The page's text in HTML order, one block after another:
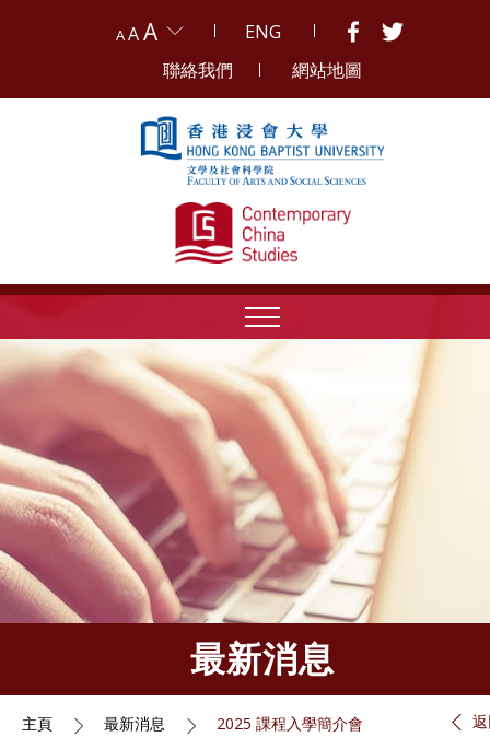
AAA
ENG
聯絡我們
網站地圖
Skip to content (Press enter)
最新消息
主頁 最新消息 2025 課程入學簡介會